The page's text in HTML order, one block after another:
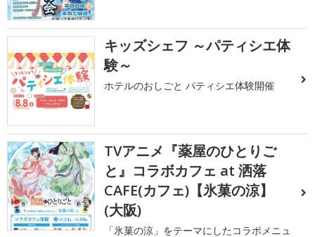
キッズシェフ ～パティシエ体
験～
ホテルのおしごと パティシエ体験開催
TVアニメ『薬屋のひとりご
と』コラボカフェ at 洒落
CAFE(カフェ)【氷菓の涼】
(大阪)
「氷菓の涼」をテーマにしたコラボメニュ